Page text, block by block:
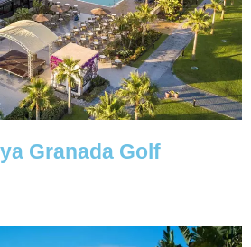
Granada Golf